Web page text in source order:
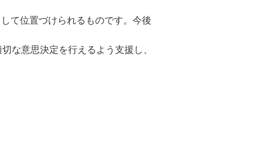
て位置づけられるものです。今後
な意思決定を行えるよう支援し、